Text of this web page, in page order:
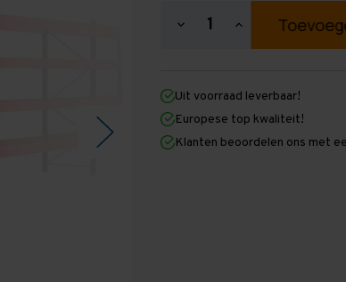
Hoeveelheid
3.000
mm
x
22.300
mm
Hoeveelheid
verhogen
3.000
mm
x
22.300
mm
Uit voorraad leverbaar!
Europese top kwaliteit!
Klanten beoordelen ons met